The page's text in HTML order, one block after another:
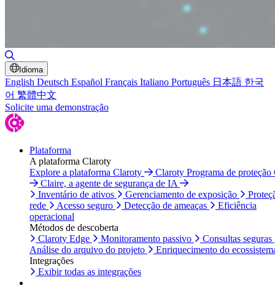
Idioma
English Deutsch Español Français Italiano Português 日本語 한국
어 繁體中文
Solicite uma demonstração
Plataforma
A plataforma Claroty
Explore a plataforma Claroty
Claroty Programa de proteção
Claire, a agente de segurança de IA
Inventário de ativos
Gerenciamento de exposição
rede
Acesso seguro Detecção de ameaças
Eficiência
operacional
Métodos de descoberta
Claroty Edge
Monitoramento passivo
Consultas seguras
Análise do arquivo do projeto
Enriquecimento do
Integrações
Exibir todas as integrações